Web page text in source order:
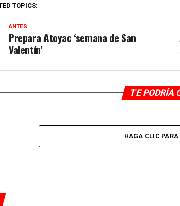
TOPICS:
ANTES
Prepara Atoyac ‘semana de San
Valentín’
TE PODRÍA
HAGA CLIC